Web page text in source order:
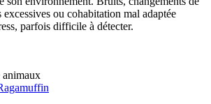
ou cohabitation mal adaptée
parfois difficile à détecter.
animaux